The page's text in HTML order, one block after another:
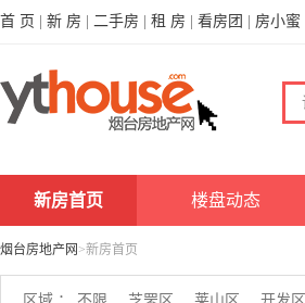
首 页 新 房 二手房 租 房 看房团 房小蜜
新房首页 楼盘动态
烟台房地产网 >新房首页